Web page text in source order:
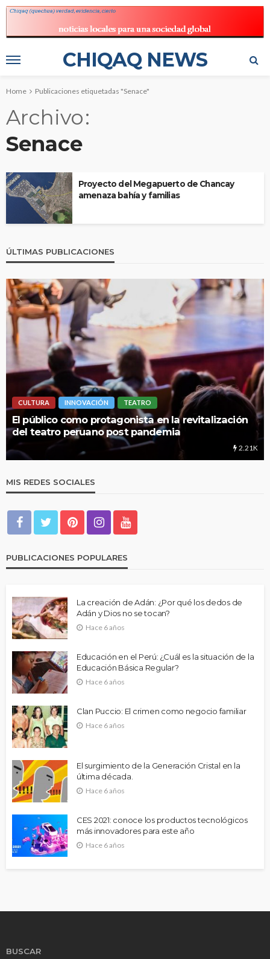
CHIQAQ NEWS
Home Publicaciones etiquetadas "Senace"
Archivo
Senace
Proyecto del Megapuerto de Chancay
amenaza bahía y familias
ÚLTIMAS PUBLICACIONES
CULTURA INNOVACIÓN TEATRO
El público como protagonista en la revitalización
del teatro peruano post pandemia
2.21K
MIS REDES SOCIALES
PUBLICACIONES POPULARES
La creación de Adán: ¿Por qué los dedos de
Adán y Dios no se tocan?
Hace 6 años
Educación en el Perú: ¿Cuál es la situación de la
Educación Básica Regular?
Hace 6 años
Clan Puccio: El crimen como negocio familiar
Hace 6 años
El surgimiento de la Generación Cristal en la
última década.
Hace 6 años
CES 2021: conoce los productos tecnológicos
más innovadores para este año
Hace 6 años
BUSCAR